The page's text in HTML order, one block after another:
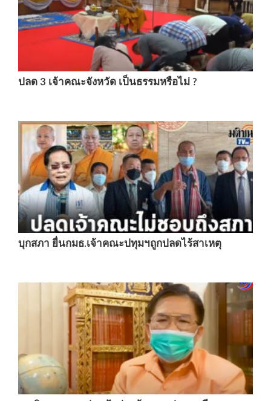
ปลด 3 เจ้าคณะจังหวัด เป็นธรรมหรือไม่ ?
บุกสภา ยื่นกมธ.เจ้าคณะปทุมฯถูกปลดไร้สาเหตุ